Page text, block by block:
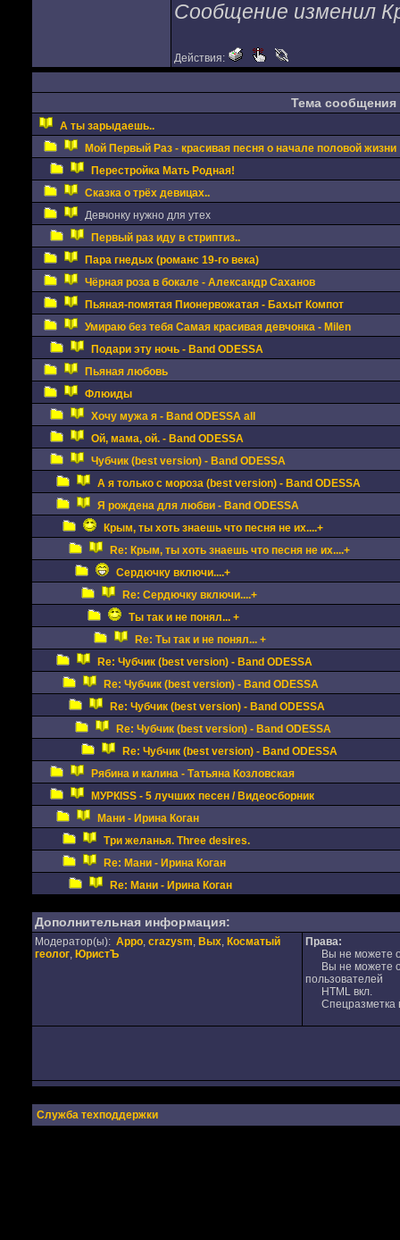
Сообщение изменил
Действия:
Тема сообщения
А ты зарыдаешь..
Мой Первый Раз - красивая песня о начале половой жизни
Перестройка Мать Родная!
Сказка о трёх девицах..
Девчонку нужно для утех
Первый раз иду в стриптиз..
Пара гнедых (романс 19-го века)
Чёрная роза в бокале - Александр Саханов
Пьяная-помятая Пионервожатая - Бахыт Компот
Умираю без тебя Самая красивая девчонка - Milen
Подари эту ночь - Band ODESSA
Пьяная любовь
Флюиды
Хочу мужа я - Band ODESSA all
Ой, мама, ой. - Band ODESSA
Чубчик (best version) - Band ODESSA
А я только с мороза (best version) - Band ODESSA
Я рождена для любви - Band ODESSA
Крым, ты хоть знаешь что песня не их....+
Re: Крым, ты хоть знаешь что песня не их....+
Сердючку включи....+
Re: Сердючку включи....+
Ты так и не понял... +
Re: Ты так и не понял... +
Re: Чубчик (best version) - Band ODESSA
Re: Чубчик (best version) - Band ODESSA
Re: Чубчик (best version) - Band ODESSA
Re: Чубчик (best version) - Band ODESSA
Re: Чубчик (best version) - Band ODESSA
Рябина и калина - Татьяна Козловская
МУРКISS - 5 лучших песен / Видеосборник
Мани - Ирина Коган
Три желанья. Three desires.
Re: Мани - Ирина Коган
Re: Мани - Ирина Коган
Дополнительная информация:
Модератор(ы): Appo, crazysm, Вых, Косматый
геолог, ЮристЪ
Права:
Вы не можете
Вы не можете
пользователей
HTML вкл.
Спецразметка
Служба техподдержки